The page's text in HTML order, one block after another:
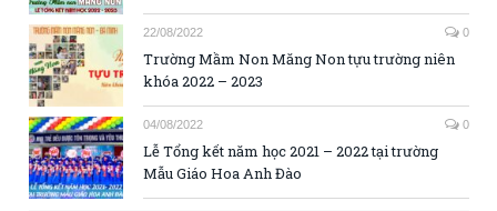
22/08/2022 0
Trường Mầm Non Măng Non tựu trường niên
khóa 2022 – 2023
04/08/2022 0
Lễ Tổng kết năm học 2021 – 2022 tại trường
Mẫu Giáo Hoa Anh Đào